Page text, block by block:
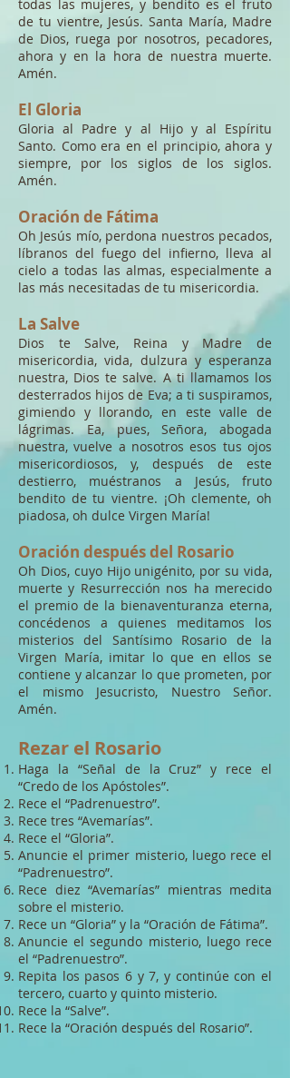
todas las mujeres, y bendito es el fruto
de tu vientre, Jesús. Santa María, Madre
de Dios, ruega por nosotros, pecadores,
ahora y en la hora de nuestra muerte.
Amén.
El Gloria
Gloria al Padre y al Hijo y al Espíritu
Santo. Como era en el principio, ahora y
siempre, por los siglos de los siglos.
Amén.
Oración de Fátima
Oh Jesús mío, perdona nuestros pecados,
líbranos del fuego del infierno, lleva al
cielo a todas las almas, especialmente a
las más necesitadas de tu misericordia.
La Salve
Dios te Salve, Reina y Madre de
misericordia, vida, dulzura y esperanza
nuestra, Dios te salve. A ti llamamos los
desterrados hijos de Eva; a ti suspiramos,
gimiendo y llorando, en este valle de
lágrimas. Ea, pues, Señora, abogada
nuestra, vuelve a nosotros esos tus ojos
misericordiosos, y, después de este
destierro, muéstranos a Jesús, fruto
bendito de tu vientre. ¡Oh clemente, oh
piadosa, oh dulce Virgen María!
Oración después del Rosario
Oh Dios, cuyo Hijo unigénito, por su vida,
muerte y Resurrección nos ha merecido
el premio de la bienaventuranza eterna,
concédenos a quienes meditamos los
misterios del Santísimo Rosario de la
Virgen María, imitar lo que en ellos se
contiene y alcanzar lo que prometen, por
el mismo Jesucristo, Nuestro Señor.
Amén.
Rezar el Rosario
Haga la “Señal de la Cruz” y rece el
“Credo de los Apóstoles”.
Rece el “Padrenuestro”.
Rece tres “Avemarías”.
Rece el “Gloria”.
Anuncie el primer misterio, luego rece el
“Padrenuestro”.
Rece diez “Avemarías” mientras medita
sobre el misterio.
Rece un “Gloria” y la “Oración de Fátima”.
Anuncie el segundo misterio, luego rece
el “Padrenuestro”.
Repita los pasos 6 y 7, y continúe con el
tercero, cuarto y quinto misterio.
Rece la “Salve”.
Rece la “Oración después del Rosario”.